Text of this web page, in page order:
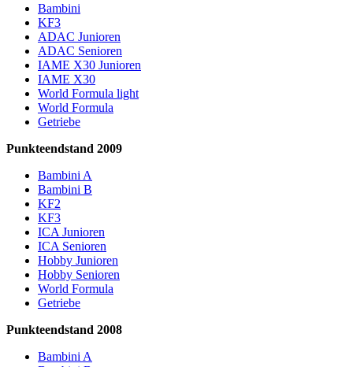
Bambini
KF3
ADAC Junioren
ADAC Senioren
IAME X30 Junioren
IAME X30
World Formula light
World Formula
Getriebe
Punkteendstand 2009
Bambini A
Bambini B
KF2
KF3
ICA Junioren
ICA Senioren
Hobby Junioren
Hobby Senioren
World Formula
Getriebe
Punkteendstand 2008
Bambini A